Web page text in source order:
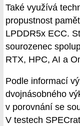
Také využívá
propustnost
LPDDR5x ECC.
sourozenec
RTX, HPC, AI a
Podle informací
dvojnásobného
v porovnání se
V testech